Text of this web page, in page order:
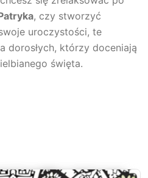
, czy stworzyć
uroczystości, te
dorosłych, którzy doceniają
święta.